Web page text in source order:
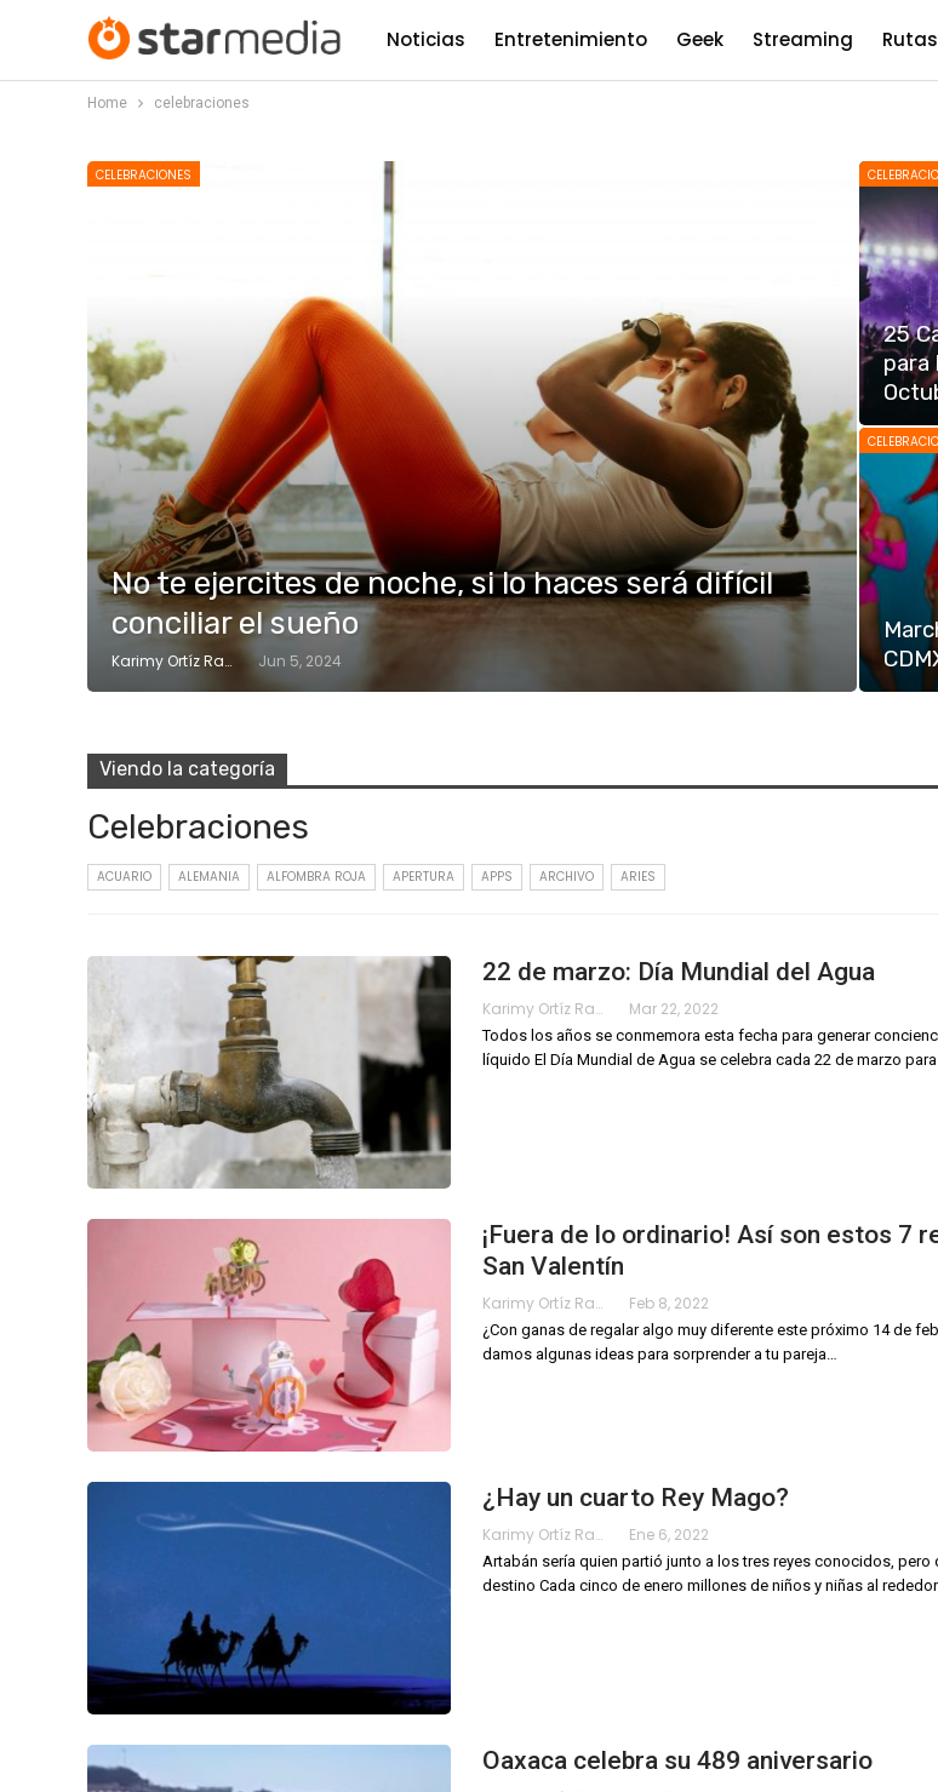
Noticias Entretenimiento Geek Streaming Rutas
Home celebraciones
CELEBRACIONES
No te ejercites de noche, si lo haces será difícil
conciliar el sueño
Karimy Ortíz Ramos Jun 5, 2024
25
para
Viendo la categoría
Celebraciones
ACUARIO ALEMANIA ALFOMBRA ROJA APERTURA APPS ARCHIVO ARIES
22 de marzo: Día Mundial del Agua
Karimy Ortíz Ramos Mar 22, 2022
Todos los años se conmemora esta fecha para generar
líquido El Día Mundial de Agua se celebra cada 22 de marzo
¡Fuera de lo ordinario! Así son estos 7
San Valentín
Karimy Ortíz Ramos Feb 8, 2022
¿Con ganas de regalar algo muy diferente este próximo 14 de
damos algunas ideas para sorprender a tu pareja…
¿Hay un cuarto Rey Mago?
Karimy Ortíz Ramos Ene 6, 2022
Artabán sería quien partió junto a los tres reyes conocidos, pero
destino Cada cinco de enero millones de niños y niñas al rededor
Oaxaca celebra su 489 aniversario